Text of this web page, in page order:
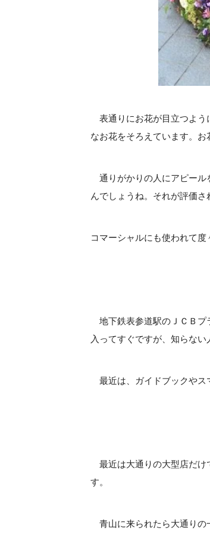
表通りにお花が目立つよう
なお花をそろえています。お
通りがかりの人にアピール
んでしょうね。それが評価さ
コマーシャルにも使われて度
地下鉄表参道駅のＪＣＢプ
入ってすぐですが、知らない
最近は、ガイドブックやス
最近は大通りの大型店だけ
す。
青山に来られたら大通りの